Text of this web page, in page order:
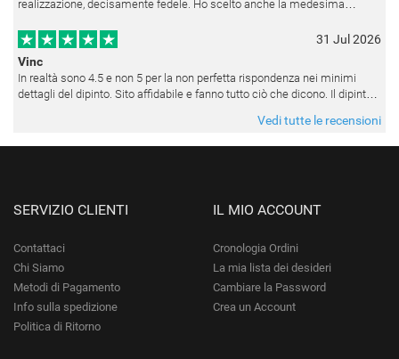
realizzazione, decisamente fedele. Ho scelto anche la medesima
appesi
31 Jul 2026
Vinc
In realtà sono 4.5 e non 5 per la non perfetta rispondenza nei minimi
dettagli del dipinto. Sito affidabile e fanno tutto ciò che dicono. Il dipinto,
Vedi tutte le recensioni
SERVIZIO CLIENTI
Contattaci
Chi Siamo
Metodi di Pagamento
Info sulla spedizione
Politica di Ritorno
IL MIO ACCOUNT
Cronologia Ordini
La mia lista dei desideri
Cambiare la Password
Crea un Account